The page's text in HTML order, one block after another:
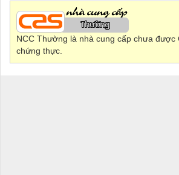
NCC Thường là nhà cung cấp chưa được
chứng thực.